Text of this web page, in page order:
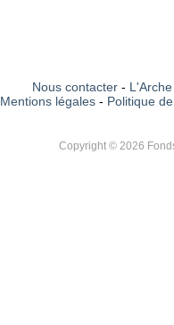
Nous contacter-
Mentions légales - Politique
Copyright © 2026